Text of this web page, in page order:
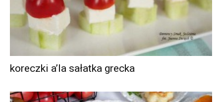
koreczki a’la sałatka grecka